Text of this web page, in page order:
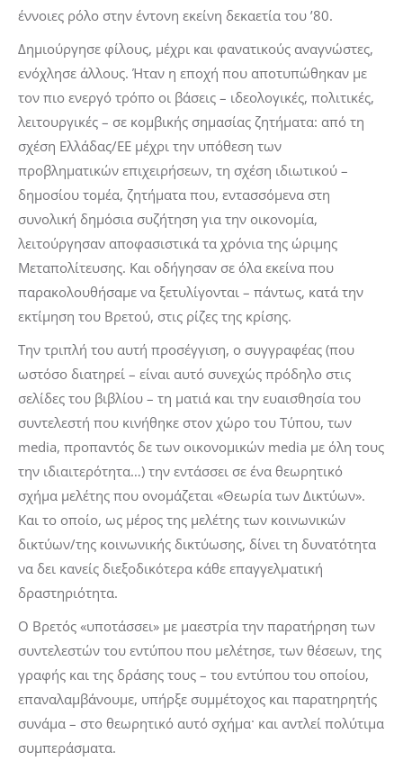
έννοιες ρόλο στην έντονη εκείνη δεκαετία του ’80.
Δημιούργησε φίλους, μέχρι και φανατικούς αναγνώστες,
ενόχλησε άλλους. Ήταν η εποχή που αποτυπώθηκαν με
τον πιο ενεργό τρόπο οι βάσεις – ιδεολογικές, πολιτικές,
λειτουργικές – σε κομβικής σημασίας ζητήματα: από τη
σχέση Ελλάδας/ΕΕ μέχρι την υπόθεση των
προβληματικών επιχειρήσεων, τη σχέση ιδιωτικού –
δημοσίου τομέα, ζητήματα που, εντασσόμενα στη
συνολική δημόσια συζήτηση για την οικονομία,
λειτούργησαν αποφασιστικά τα χρόνια της ώριμης
Μεταπολίτευσης. Και οδήγησαν σε όλα εκείνα που
παρακολουθήσαμε να ξετυλίγονται – πάντως, κατά την
εκτίμηση του Βρετού, στις ρίζες της κρίσης.
Την τριπλή του αυτή προσέγγιση, ο συγγραφέας (που
ωστόσο διατηρεί – είναι αυτό συνεχώς πρόδηλο στις
σελίδες του βιβλίου – τη ματιά και την ευαισθησία του
συντελεστή που κινήθηκε στον χώρο του Τύπου, των
media, προπαντός δε των οικονομικών media με όλη τους
την ιδιαιτερότητα…) την εντάσσει σε ένα θεωρητικό
σχήμα μελέτης που ονομάζεται «Θεωρία των Δικτύων».
Και το οποίο, ως μέρος της μελέτης των κοινωνικών
δικτύων/της κοινωνικής δικτύωσης, δίνει τη δυνατότητα
να δει κανείς διεξοδικότερα κάθε επαγγελματική
δραστηριότητα.
Ο Βρετός «υποτάσσει» με μαεστρία την παρατήρηση των
συντελεστών του εντύπου που μελέτησε, των θέσεων, της
γραφής και της δράσης τους – του εντύπου του οποίου,
επαναλαμβάνουμε, υπήρξε συμμέτοχος και παρατηρητής
συνάμα – στο θεωρητικό αυτό σχήμα· και αντλεί πολύτιμα
συμπεράσματα.